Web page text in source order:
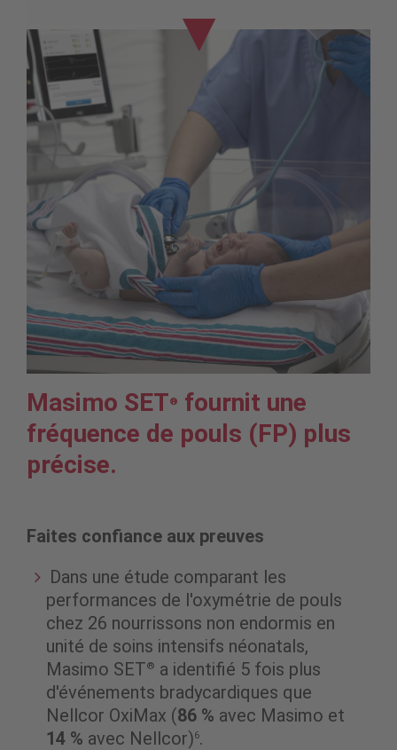
Masimo SET®
fournit une
fréquence de pouls (FP) plus
précise.
Faites confiance aux preuves
Dans une étude comparant les
performances de l'oxymétrie de pouls
chez 26 nourrissons non endormis en
unité de soins intensifs néonatals,
Masimo SET® a identifié 5 fois plus
d'événements bradycardiques que
Nellcor OxiMax (86 % avec Masimo et
14 % avec Nellcor)6.